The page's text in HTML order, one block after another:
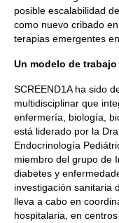
posible escalabilidad
como nuevo cribado
terapias emergentes
Un modelo de
SCREEND1A ha sido
multidisciplinar que
enfermería, biología,
está liderado por la
Endocrinología
miembro del grupo de
diabetes y
investigación sanitaria
lleva a cabo en
hospitalaria, en